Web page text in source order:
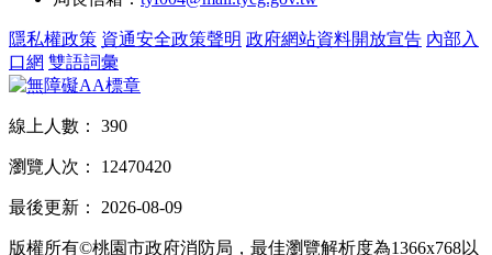
隱私權政策 資通安全政策聲明 政府網站資料開放宣告 內部入
口網 雙語詞彙
線上人數： 390
瀏覽人次： 12470420
最後更新： 2026-08-09
版權所有©桃園市政府消防局，最佳瀏覽解析度為1366x768以